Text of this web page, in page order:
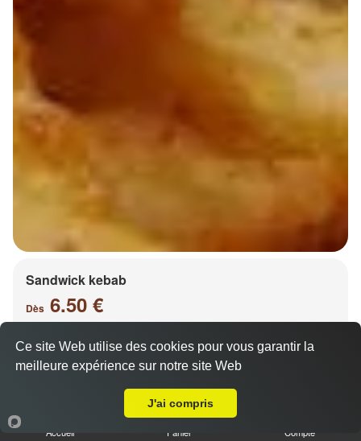
Sandwick kebab
Dès 6.50 €
Salade, tomates, oignons, chou, carottes
Accueil Panier Compte
Ce site Web utilise des cookies pour vous garantir la
meilleure expérience sur notre site Web
J'ai compris